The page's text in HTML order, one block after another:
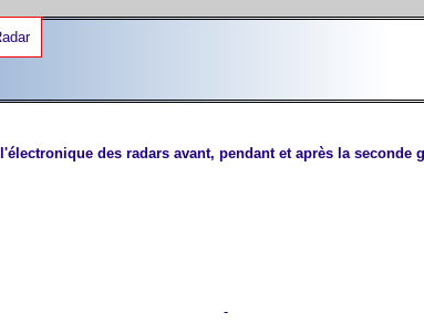
des radars avant, pendant et après la seconde
-